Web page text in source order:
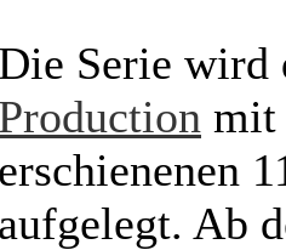
Die Serie
Production mit
erschienenen
aufgelegt. Ab